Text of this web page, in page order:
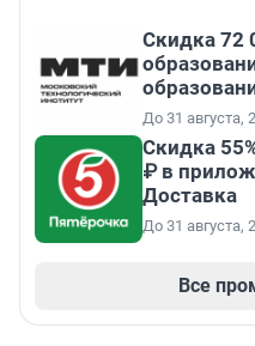
Скидка 72
До 31 августа,
Скидка
₽ в
Доставка
До 31 августа,
Все